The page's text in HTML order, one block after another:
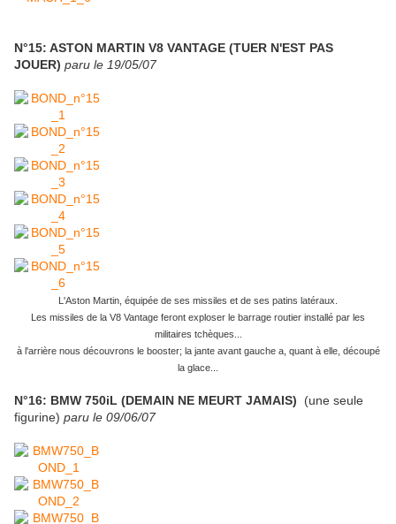
N°15: ASTON MARTIN V8 VANTAGE (TUER N'EST PAS
JOUER) paru le 19/05/07
L'Aston Martin, équipée de ses missiles et de ses patins latéraux.
Les missiles de la V8 Vantage feront exploser le barrage routier installé par les
militaires tchèques...
à l'arrière nous découvrons le booster; la jante avant gauche a, quant à elle, découpé
la glace...
N°16: BMW 750iL (DEMAIN NE MEURT JAMAIS)
(une seule
figurine) paru le 09/06/07